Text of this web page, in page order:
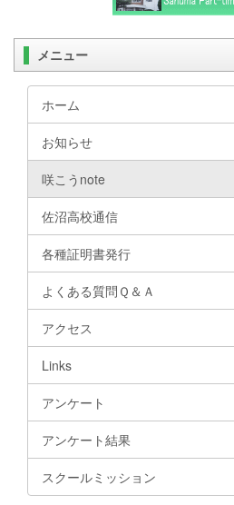
メニュー
ホーム
お知らせ
咲こうnote
佐沼高校通信
各種証明書発行
よくある質問Ｑ＆Ａ
アクセス
Links
アンケート
アンケート結果
スクールミッション